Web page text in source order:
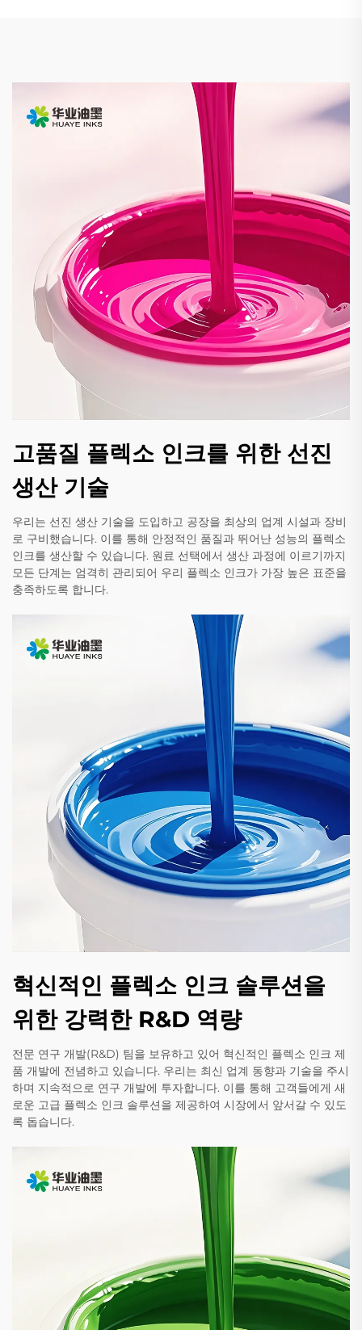
고품질 플렉소 인크를 위한 선진
생산 기술
우리는 선진 생산 기술을 도입하고 공장을 최상의 업계 시설과 장비
로 구비했습니다. 이를 통해 안정적인 품질과 뛰어난 성능의 플렉소
인크를 생산할 수 있습니다. 원료 선택에서 생산 과정에 이르기까지
모든 단계는 엄격히 관리되어 우리 플렉소 인크가 가장 높은 표준을
충족하도록 합니다.
혁신적인 플렉소 인크 솔루션을
위한 강력한 R&D 역량
전문 연구 개발(R&D) 팀을 보유하고 있어 혁신적인 플렉소 인크 제
품 개발에 전념하고 있습니다. 우리는 최신 업계 동향과 기술을 주시
하며 지속적으로 연구 개발에 투자합니다. 이를 통해 고객들에게 새
로운 고급 플렉소 인크 솔루션을 제공하여 시장에서 앞서갈 수 있도
록 돕습니다.